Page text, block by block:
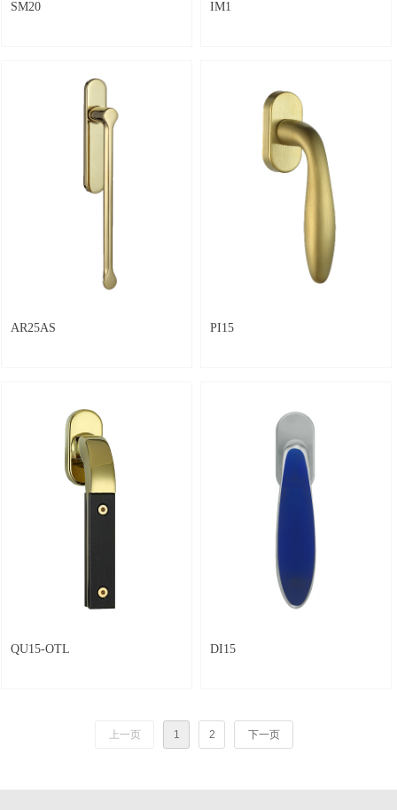
SM20 IM1
AR25AS PI15
QU15-OTL DI15
上一页 1 2 下一页